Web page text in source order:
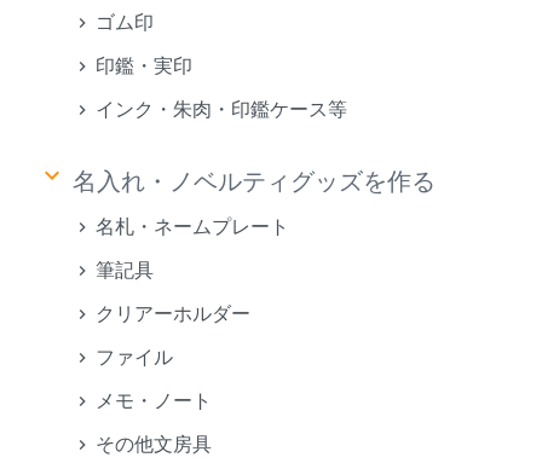
ゴム印
印鑑・実印
インク・朱肉・印鑑ケース等
keyboard_arrow_down 名入れ・ノベルティグッズを作る
名札・ネームプレート
筆記具
クリアーホルダー
ファイル
メモ・ノート
その他文房具